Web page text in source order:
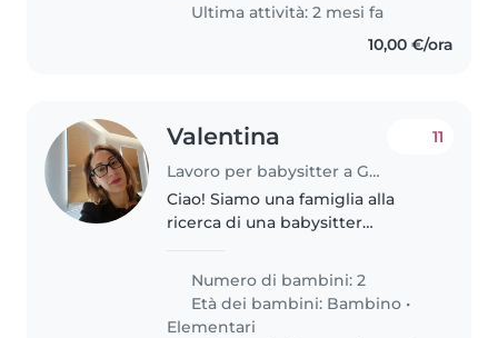
Ultima attività: 2 mesi fa
10,00 €/ora
Valentina
Lavoro per babysitter a Genova
11
Ciao! Siamo una famiglia alla
ricerca di una babysitter
bambino in età prescolare e un
bambino in età scolare. I nostri
figli sono calmi, curiosi..
Numero di bambini: 2
Età dei bambini: Bambino •
Elementari